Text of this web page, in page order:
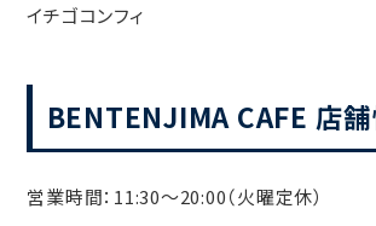
イチゴコンフィ
BENTENJIMA CAFE 店
営業時間：11:30〜20:00（火曜定休）